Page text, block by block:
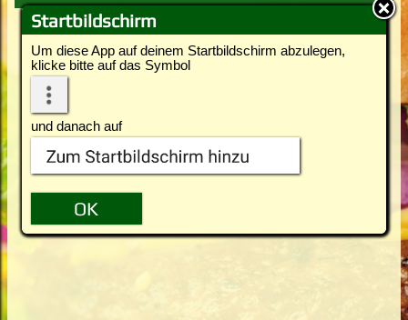
Startbildschirm
Um diese App auf deinem Startbildschirm abzulegen,
klicke bitte auf das Symbol
und danach auf